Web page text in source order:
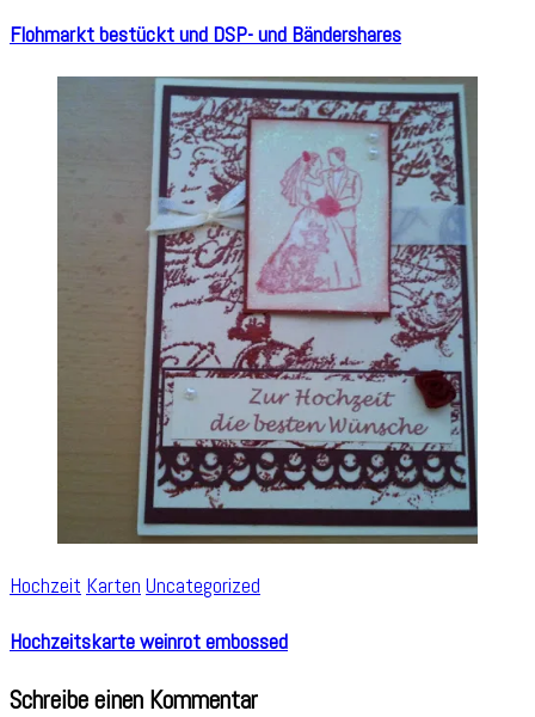
Flohmarkt bestückt und DSP- und Bändershares
Hochzeit Karten Uncategorized
Hochzeitskarte weinrot embossed
Schreibe einen Kommentar